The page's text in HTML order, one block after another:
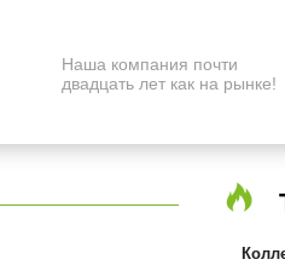
Наша компания почти
двадцать лет как на рынке!